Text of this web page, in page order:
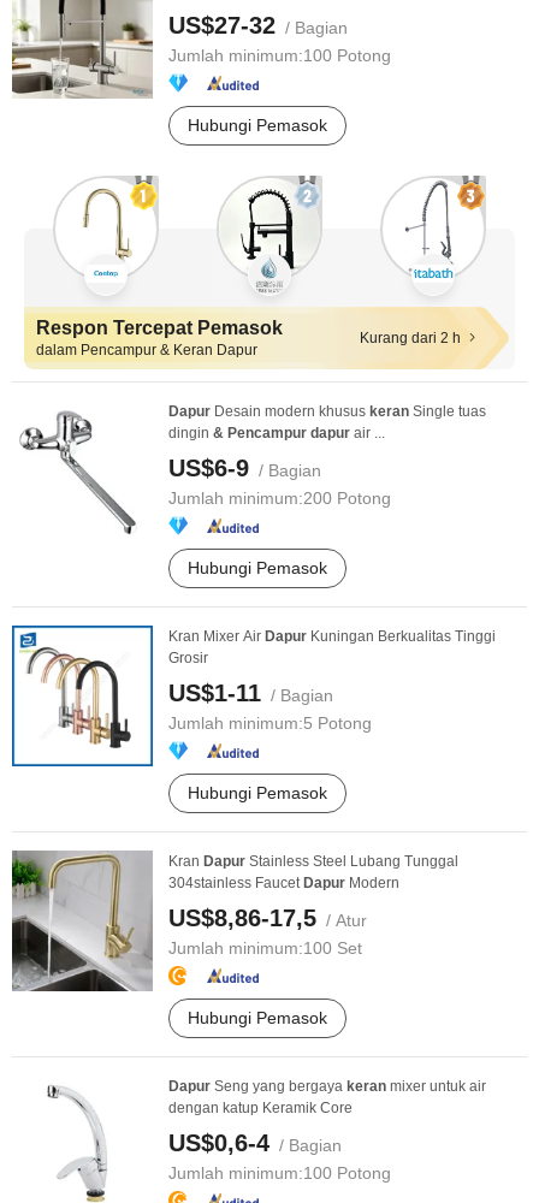
US$27-32 / Bagian
Jumlah minimum:100 Potong
Hubungi Pemasok
Respon Tercepat Pemasok
dalam Pencampur & Keran Dapur
Kurang dari 2 h
Dapur Desain modern khusus keran Single tuas
dingin & Pencampur dapur air ...
US$6-9 / Bagian
Jumlah minimum:200 Potong
Hubungi Pemasok
Kran Mixer Air Dapur Kuningan Berkualitas Tinggi
Grosir
US$1-11 / Bagian
Jumlah minimum:5 Potong
Hubungi Pemasok
Kran Dapur Stainless Steel Lubang Tunggal
304stainless Faucet Dapur Modern
US$8,86-17,5 / Atur
Jumlah minimum:100 Set
Hubungi Pemasok
Dapur Seng yang bergaya keran mixer untuk air
dengan katup Keramik Core
US$0,6-4 / Bagian
Jumlah minimum:100 Potong